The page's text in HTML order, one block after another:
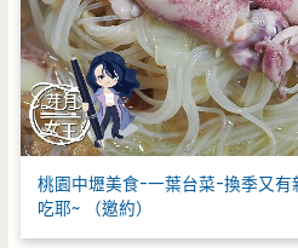
桃園中壢美食-一葉台菜-換季又有
吃耶~ （邀約）